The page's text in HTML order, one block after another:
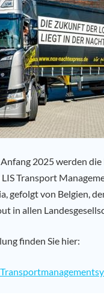
2025 werden
Transport
gefolgt von Belgien,
in allen
finden Sie hier: